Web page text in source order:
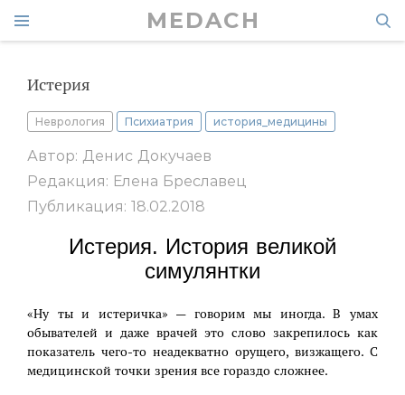
MEDACH
Истерия
Неврология Психиатрия история_медицины
Автор: Денис Докучаев
Редакция: Елена Бреславец
Публикация: 18.02.2018
Истерия. История великой
симулянтки
«Ну ты и истеричка» — говорим мы иногда. В умах
обывателей и даже врачей это слово закрепилось как
показатель чего-то неадекватно орущего, визжащего. С
медицинской точки зрения все гораздо сложнее.